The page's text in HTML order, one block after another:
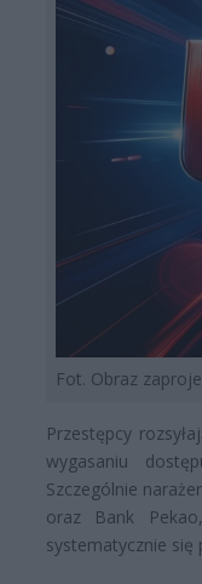
Fot. Obraz
Przestępcy
wygasaniu
Szczególnie
oraz Bank
systematycznie się